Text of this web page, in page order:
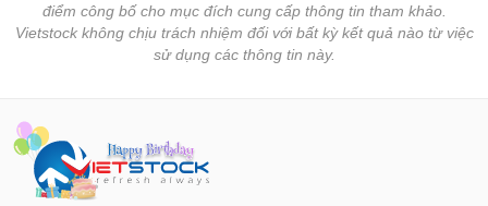
điểm công bố cho mục đích cung cấp thông tin tham khảo.
Vietstock không chịu trách nhiệm đối với bất kỳ kết quả nào từ việc
sử dụng các thông tin này.